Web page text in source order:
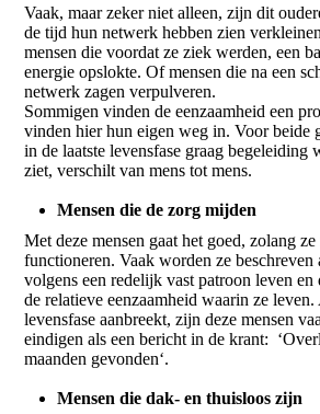
Vaak, maar zeker niet alleen, zijn dit
de tijd hun netwerk hebben zien
mensen die voordat ze ziek werden, een
energie opslokte. Of mensen die na een
netwerk zagen verpulveren.
Sommigen vinden de eenzaamheid een
vinden hier hun eigen weg in. Voor beide
in de laatste levensfase graag
ziet, verschilt van mens tot mens.
Mensen die de zorg mijden
Met deze mensen gaat het goed, zolang
functioneren. Vaak worden ze beschreven
volgens een redelijk vast patroon leven
de relatieve eenzaamheid waarin ze
levensfase aanbreekt, zijn deze mensen
eindigen als een bericht in de krant:
maanden gevonden‘.
Mensen die dak- en thuisloos zijn